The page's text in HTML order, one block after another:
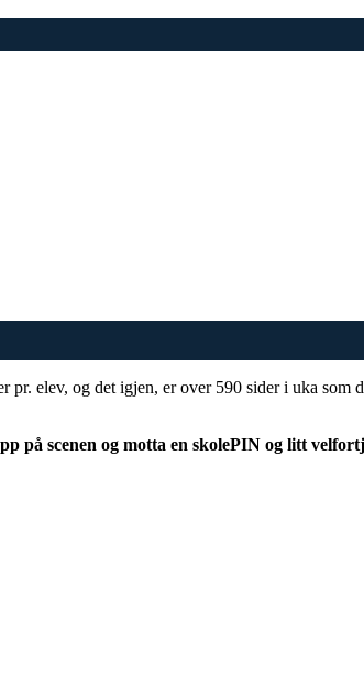
pr. elev, og det igjen, er over 590 sider i uka som
på scenen og motta en skolePIN og litt